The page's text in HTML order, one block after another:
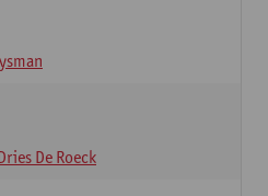
De Roeck